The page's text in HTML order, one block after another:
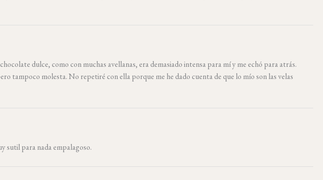
dulce, como con muchas avellanas, era demasiado intensa para mí y me echó para atrás.
tampoco molesta. No repetiré con ella porque me he dado cuenta de que lo mío son las velas
sutil para nada empalagoso.